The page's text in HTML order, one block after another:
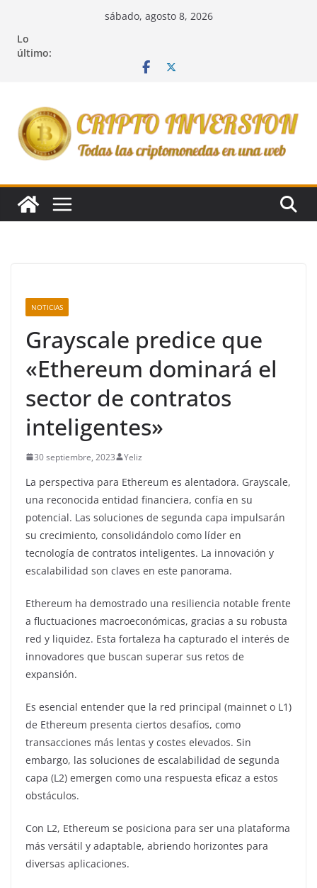
contenido
sábado, agosto 8, 2026
Lo
último:
NOTICIAS
Grayscale predice que
«Ethereum dominará el
sector de contratos
inteligentes»
30 septiembre, 2023 Yeliz
La perspectiva para Ethereum es alentadora. Grayscale,
una reconocida entidad financiera, confía en su
potencial. Las soluciones de segunda capa impulsarán
su crecimiento, consolidándolo como líder en
tecnología de contratos inteligentes. La innovación y
escalabilidad son claves en este panorama.
Ethereum ha demostrado una resiliencia notable frente
a fluctuaciones macroeconómicas, gracias a su robusta
red y liquidez. Esta fortaleza ha capturado el interés de
innovadores que buscan superar sus retos de
expansión.
Es esencial entender que la red principal (mainnet o L1)
de Ethereum presenta ciertos desafíos, como
transacciones más lentas y costes elevados. Sin
embargo, las soluciones de escalabilidad de segunda
capa (L2) emergen como una respuesta eficaz a estos
obstáculos.
Con L2, Ethereum se posiciona para ser una plataforma
más versátil y adaptable, abriendo horizontes para
diversas aplicaciones.